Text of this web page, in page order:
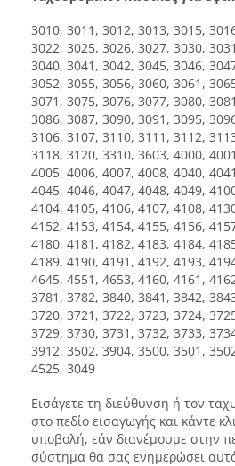
3010, 3011, 3012, 3013, 3015,
3022, 3025, 3026, 3027, 3030,
3040, 3041, 3042, 3045, 3046,
3052, 3055, 3056, 3060, 3061,
3071, 3075, 3076, 3077, 3080,
3086, 3087, 3090, 3091, 3095,
3106, 3107, 3110, 3111, 3112,
3118, 3120, 3310, 3603, 4000,
4005, 4006, 4007, 4008, 4040,
4045, 4046, 4047, 4048, 4049,
4104, 4105, 4106, 4107, 4108,
4152, 4153, 4154, 4155, 4156,
4180, 4181, 4182, 4183, 4184,
4189, 4190, 4191, 4192, 4193,
4645, 4551, 4653, 4160, 4161,
3781, 3782, 3840, 3841, 3842,
3720, 3721, 3722, 3723, 3724,
3729, 3730, 3731, 3732, 3733,
3912, 3502, 3904, 3500, 3501,
4525, 3049
Εισάγετε τη διεύθυνση ή τον
στο πεδίο εισαγωγής και κάντε
υποβολή, εάν διανέμουμε στην
σύστημα θα σας ενημερώσει